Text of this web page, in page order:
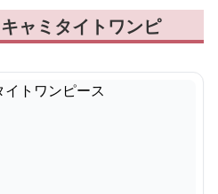
ャミタイトワンピ